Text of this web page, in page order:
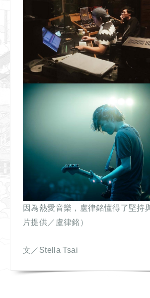
因為熱愛音樂，盧律銘懂得了堅持
片提供／盧律銘）
文／Stella Tsai